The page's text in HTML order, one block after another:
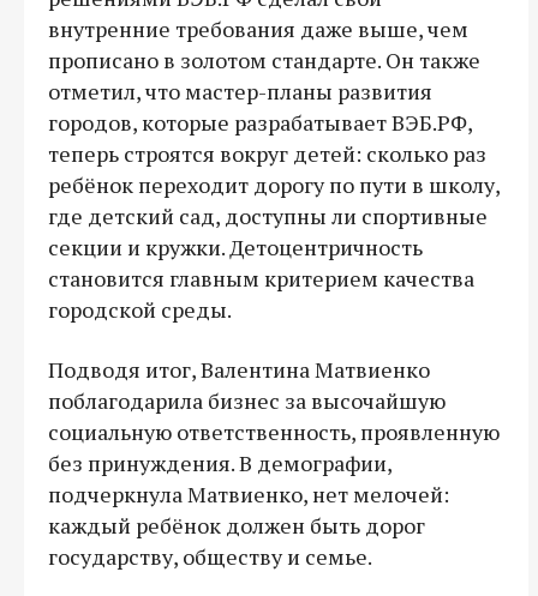
внутренние требования даже выше, чем
прописано в золотом стандарте. Он также
отметил, что мастер-планы развития
городов, которые разрабатывает ВЭБ.РФ,
теперь строятся вокруг детей: сколько раз
ребёнок переходит дорогу по пути в школу,
где детский сад, доступны ли спортивные
секции и кружки. Детоцентричность
становится главным критерием качества
городской среды.
Подводя итог, Валентина Матвиенко
поблагодарила бизнес за высочайшую
социальную ответственность, проявленную
без принуждения. В демографии,
подчеркнула Матвиенко, нет мелочей:
каждый ребёнок должен быть дорог
государству, обществу и семье.